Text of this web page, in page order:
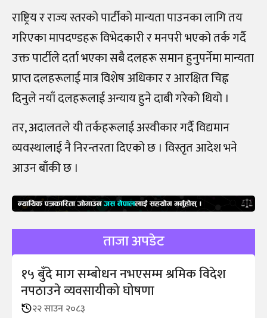
राष्ट्रिय र राज्य स्तरको पार्टीको मान्यता पाउनका लागि तय
गरिएका मापदण्डहरू विभेदकारी र मनपरी भएको तर्क गर्दै
उक्त पार्टीले दर्ता भएका सबै दलहरू समान हुनुपर्नेमा मान्यता
प्राप्त दलहरूलाई मात्र विशेष अधिकार र आरक्षित चिह्न
दिनुले नयाँ दलहरूलाई अन्याय हुने दाबी गरेको थियो ।
तर, अदालतले यी तर्कहरूलाई अस्वीकार गर्दै विद्यमान
व्यवस्थालाई नै निरन्तरता दिएको छ । विस्तृत आदेश भने
आउन बाँकी छ ।
ताजा अपडेट
१५ बुँदे माग सम्बोधन नभएसम्म श्रमिक विदेश
नपठाउने व्यवसायीको घोषणा
२२ साउन २०८३